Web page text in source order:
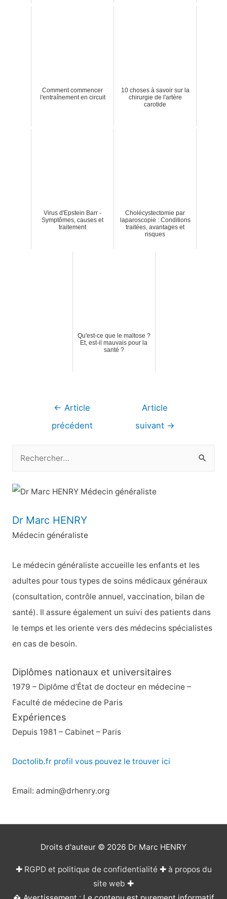
Comment commencer
l'entraînement en circuit
10 choses à savoir sur la
chirurgie de l'artère
carotide
Virus d'Epstein Barr -
Symptômes, causes et
traitement
Cholécystectomie par
laparoscopie : Conditions
traitées, avantages et
risques
Qu'est-ce que le maltose ?
Et, est-il mauvais pour la
santé ?
Navigation
← Article
précédent
Article
suivant →
c
e
r
h
e
r
:
Dr Marc HENRY
Médecin généraliste
Le médecin généraliste accueille les enfants et les
adultes pour tous types de soins médicaux généraux
(consultation, contrôle annuel, vaccination, bilan de
santé). Il assure également un suivi des patients dans
le temps et les oriente vers des médecins spécialistes
en cas de besoin.
Diplômes nationaux et universitaires
1979 – Diplôme d’État de docteur en médecine –
Faculté de médecine de Paris
Expériences
Depuis 1981 – Cabinet – Paris
Doctolib.fr profil vous pouvez le trouver ici
Email: admin@drhenry.org
Droits d'auteur © 2026 Dr Marc HENRY
✚ RGPD et politique de confidentialité✚ à propos du
site web ✚